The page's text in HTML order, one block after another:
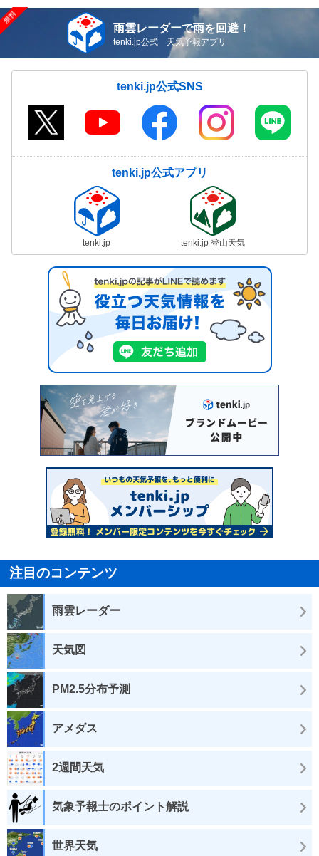
雨雲レーダーで雨を回避！
tenki.jp公式 天気予報アプリ
tenki.jp公式SNS
tenki.jp公式アプリ
tenki.jp tenki.jp 登山天気
注目のコンテンツ
雨雲レーダー
天気図
PM2.5分布予測
アメダス
2週間天気
気象予報士のポイント解説
世界天気